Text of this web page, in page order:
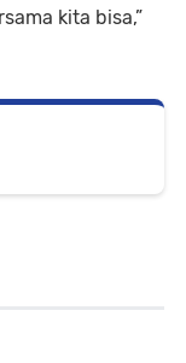
kita bisa,”